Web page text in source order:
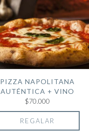
PIZZA NAPOLITANA
AUTÉNTICA + VINO
$70.000
REGALAR